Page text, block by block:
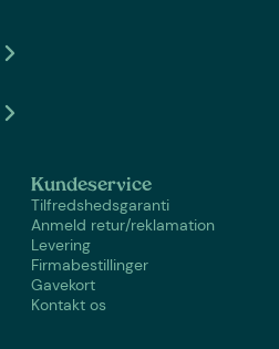
Kundeservice
Tilfredshedsgaranti
Anmeld retur/reklamation
Levering
Firmabestillinger
Gavekort
Kontakt os